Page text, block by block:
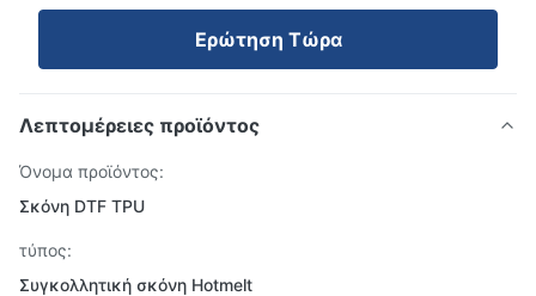
Ερώτηση Τώρα
Λεπτομέρειες προϊόντος
Όνομα προϊόντος:
Σκόνη DTF TPU
τύπος:
Συγκολλητική σκόνη Hotmelt